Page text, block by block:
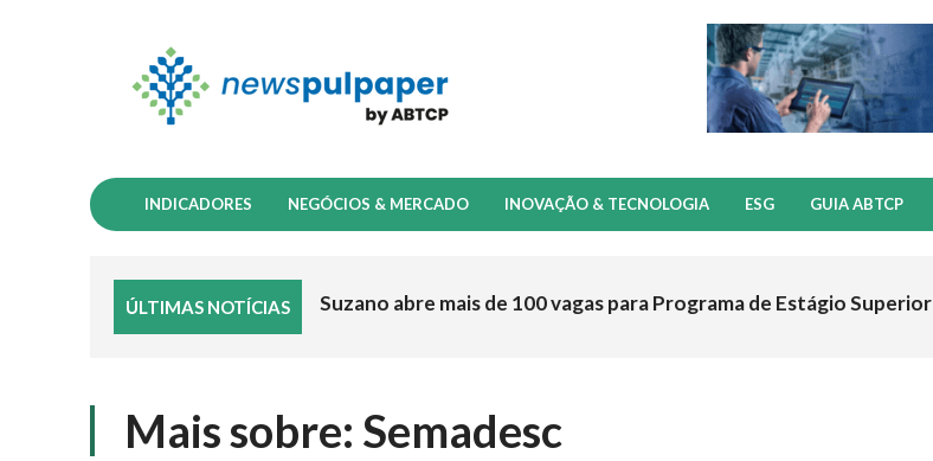
INDICADORES NEGÓCIOS & MERCADO INOVAÇÃO & TECNOLOGIA ESG GUIA ABTCP
ÚLTIMAS NOTÍCIAS Suzano abre mais de 100 vagas para Programa de Estágio Superior
Mais sobre: Semadesc